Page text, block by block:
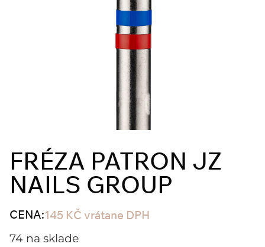
FRÉZA PATRON JZ
NAILS GROUP
CENA:145 KČ vrátane DPH
74 na sklade